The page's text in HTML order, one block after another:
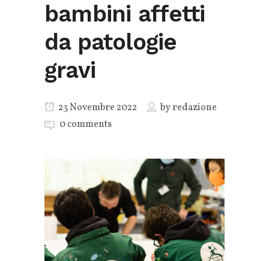
bambini affetti
da patologie
gravi
23 Novembre 2022 byredazione
0 comments